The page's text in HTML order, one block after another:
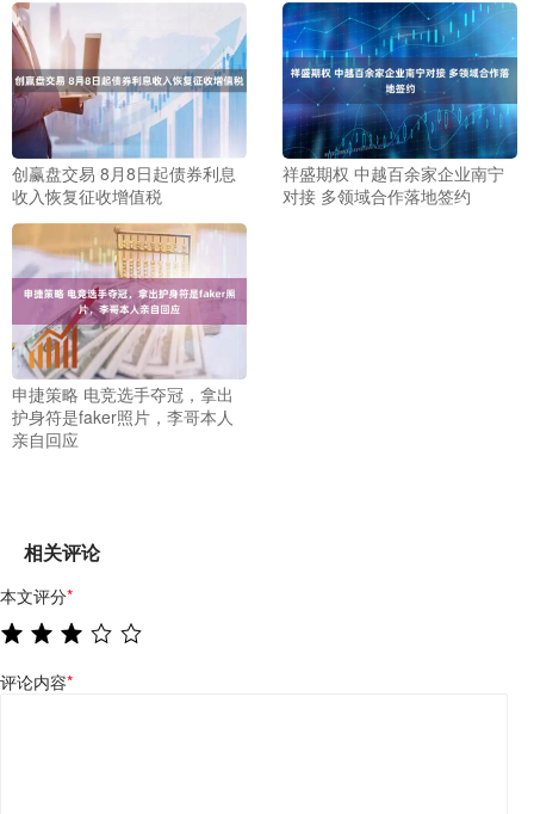
创赢盘交易 8月8日起债券利息
收入恢复征收增值税
祥盛期权 中越百余家企业南宁
对接 多领域合作落地签约
申捷策略 电竞选手夺冠，拿出
护身符是faker照片，李哥本人
亲自回应
相关评论
本文评分*
评论内容*